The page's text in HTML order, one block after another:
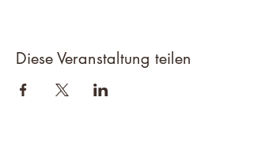
Diese Veranstaltung teilen